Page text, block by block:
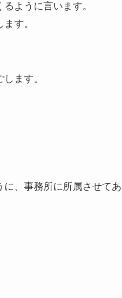
ように言います。
す。
ます。
、事務所に所属させてあ